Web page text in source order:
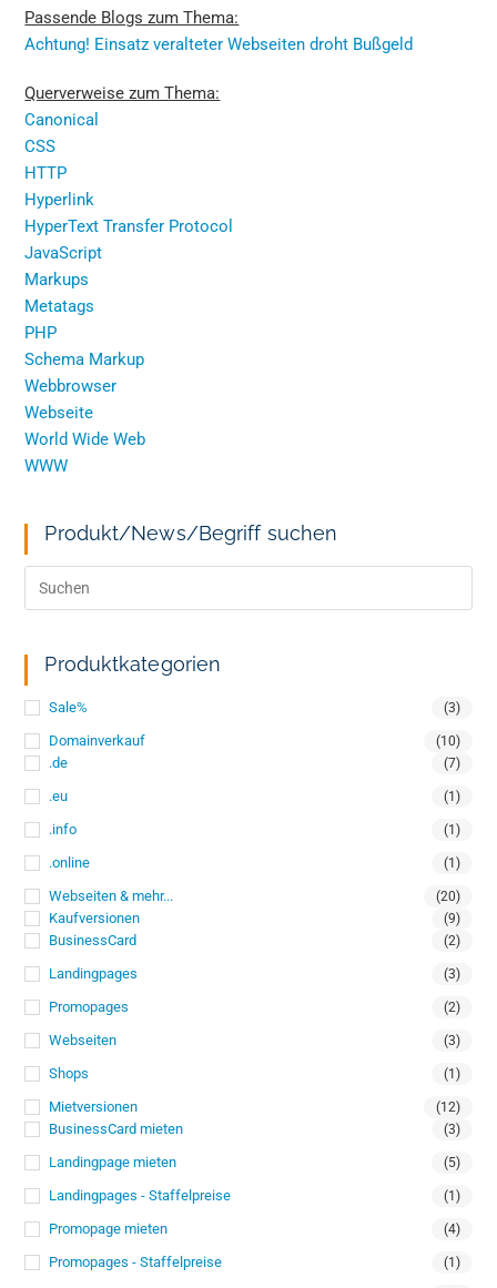
Passende Blogs zum Thema:
Achtung! Einsatz veralteter Webseiten droht Bußgeld
Querverweise zum Thema:
Canonical
CSS
HTTP
Hyperlink
HyperText Transfer Protocol
JavaScript
Markups
Metatags
PHP
Schema Markup
Webbrowser
Webseite
World Wide Web
WWW
Produkt/News/Begriff suchen
Produktkategorien
Sale% (3)
Domainverkauf (10)
.de (7)
.eu (1)
.info (1)
.online (1)
Webseiten & mehr... (20)
Kaufversionen (9)
BusinessCard (2)
Landingpages (3)
Promopages (2)
Webseiten (3)
Shops (1)
Mietversionen (12)
BusinessCard mieten (3)
Landingpage mieten (5)
Landingpages - Staffelpreise (1)
Promopage mieten (4)
Promopages - Staffelpreise (1)